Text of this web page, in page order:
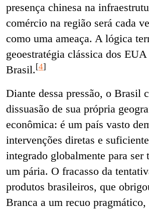
presença chinesa na
comércio na região será cada
como uma ameaça. A lógica
geoestratégia clássica dos
Brasil.[4]
Diante dessa pressão, o Brasil
dissuasão de sua própria
econômica: é um país vasto
intervenções diretas e
integrado globalmente para ser
um pária. O fracasso da
produtos brasileiros, que
Branca a um recuo pragmático,